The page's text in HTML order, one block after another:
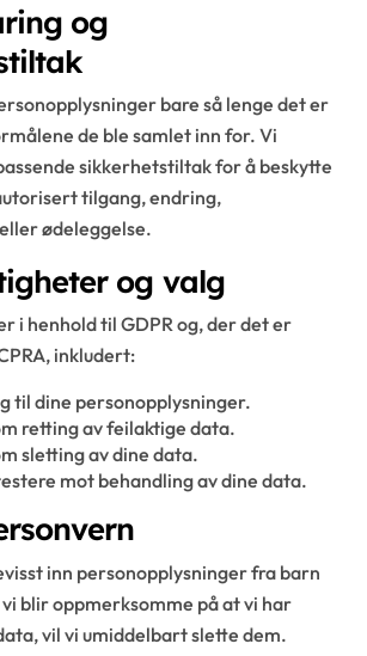
og
bare så lenge det er
de ble samlet inn for. Vi
sikkerhetstiltak for å beskytte
tilgang, endring,
ødeleggelse.
og valg
i henhold til GDPR og, der det er
inkludert:
til dine personopplysninger.
retting av feilaktige data.
sletting av dine data.
mot behandling av dine data.
inn personopplysninger fra barn
vi blir oppmerksomme på at vi har
vil vi umiddelbart slette dem.